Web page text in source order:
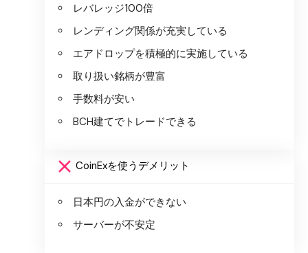
レバレッジ100倍
レンディング関係が充実している
エアドロップを積極的に実施している
取り扱い銘柄が豊富
手数料が安い
BCH建てでトレードできる
CoinExを使うデメリット
日本円の入金ができない
サーバーが不安定